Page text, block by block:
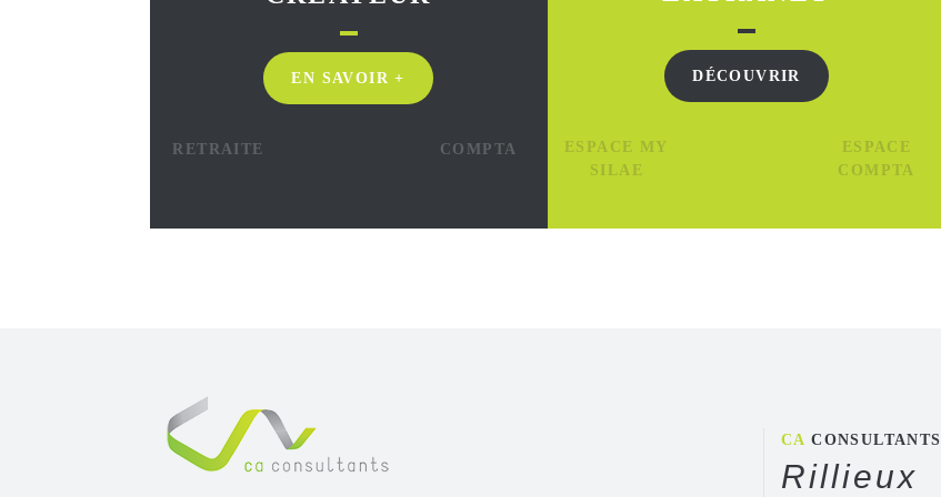
EN SAVOIR +
RETRAITE COMPTA
DÉCOUVRIR
ESPACE MY
SILAE
ESPACE
COMPTA
CA CONSULTANTS
Rillieux